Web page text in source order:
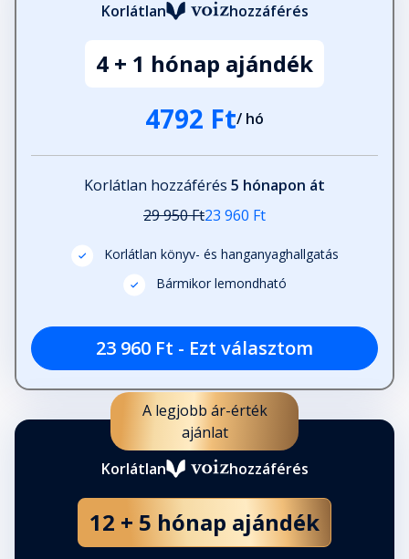
Korlátlan hozzáférés
4 + 1 hónap ajándék
4792 Ft/ hó
Korlátlan hozzáférés 5 hónapon át
29 950 Ft23 960 Ft
Korlátlan könyv- és hanganyaghallgatás
Bármikor lemondható
23 960 Ft - Ezt választom
A legjobb ár-érték
ajánlat
Korlátlan
hozzáférés
12 + 5 hónap ajándék